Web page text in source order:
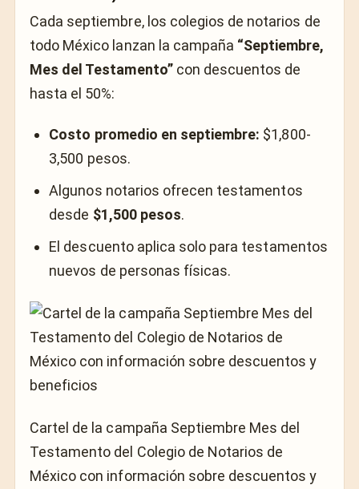
Cada septiembre, los colegios de notarios de
todo México lanzan la campaña “Septiembre,
Mes del Testamento”con descuentos de
hasta el 50%:
Costo promedio en septiembre: $1,800-
3,500 pesos.
Algunos notarios ofrecen testamentos
desde $1,500 pesos.
El descuento aplica solo para testamentos
nuevos de personas físicas.
Cartel de la campaña Septiembre Mes del
Testamento del Colegio de Notarios de
México con información sobre descuentos y